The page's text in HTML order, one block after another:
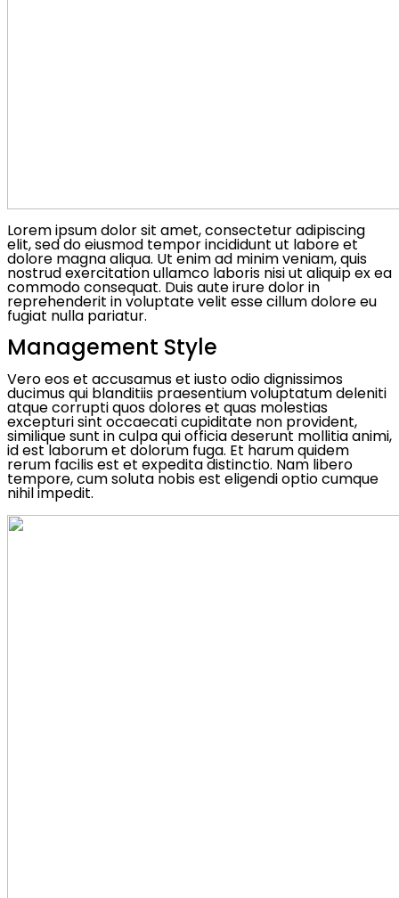
Lorem ipsum dolor sit amet, consectetur adipiscing
elit, sed do eiusmod tempor incididunt ut labore et
dolore magna aliqua. Ut enim ad minim veniam, quis
nostrud exercitation ullamco laboris nisi ut aliquip ex ea
commodo consequat. Duis aute irure dolor in
reprehenderit in voluptate velit esse cillum dolore eu
fugiat nulla pariatur.
Management Style
Vero eos et accusamus et iusto odio dignissimos
ducimus qui blanditiis praesentium voluptatum deleniti
atque corrupti quos dolores et quas molestias
excepturi sint occaecati cupiditate non provident,
similique sunt in culpa qui officia deserunt mollitia animi,
id est laborum et dolorum fuga. Et harum quidem
rerum facilis est et expedita distinctio. Nam libero
tempore, cum soluta nobis est eligendi optio cumque
nihil impedit.